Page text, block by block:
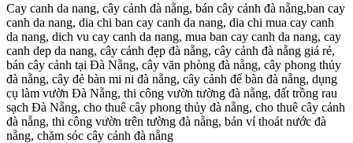
Cay canh da nang, cây cảnh đà nẵng, bán cây cảnh đà nẵng,ban cay
canh da nang, dia chi ban cay canh da nang, dia chi mua cay canh
da nang, dich vu cay canh da nang, mua ban cay canh da nang, cay
canh dep da nang, cây cảnh đẹp đà nẵng, cây cảnh đà nẵng giá rẻ,
bán cây cảnh tại Đà Nẵng, cây văn phòng đà nẵng, cây phong thủy
đà nẵng, cây đẻ bàn mi ni đà nẵng, cây cảnh để bàn đà nẵng, dụng
cụ làm vườn Đà Nẵng, thi công vườn tường đà nẵng, đất trồng rau
sạch Đà Nẵng, cho thuê cây phong thủy đà nẵng, cho thuê cây cảnh
đà nẵng, thi công vườn trên tường đà nẵng, bán vỉ thoát nước đà
nẵng, chăm sóc cây cảnh đà nẵng